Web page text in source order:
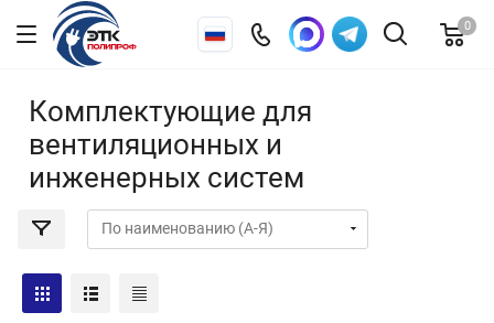
0
Комплектующие для
вентиляционных и
инженерных систем